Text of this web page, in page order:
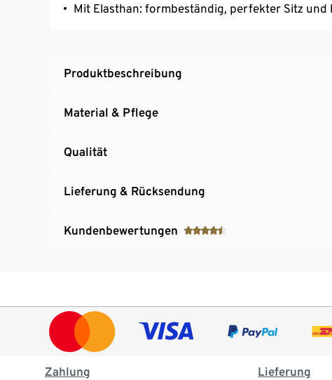
Mit Elasthan: formbeständig, perfekter Sitz
Produktbeschreibung
Material & Pflege
Qualität
Lieferung & Rücksendung
Kundenbewertungen
Zahlung Lieferung